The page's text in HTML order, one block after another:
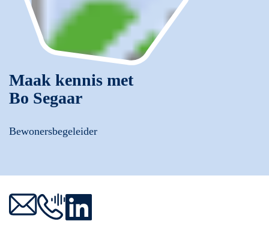
Maak kennis met
Bo Segaar
Bewonersbegeleider